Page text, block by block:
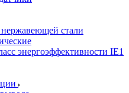
стали
энергоэффективности IE1